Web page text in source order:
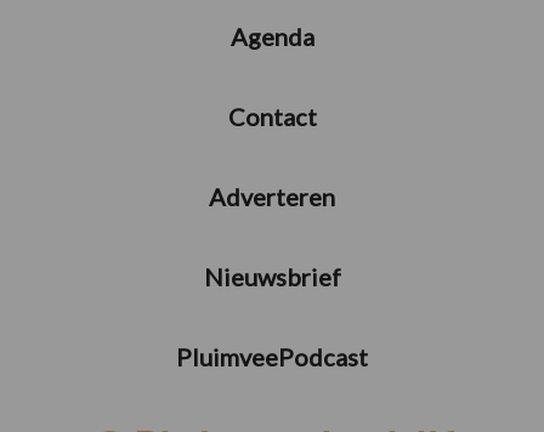
Agenda
Contact
Adverteren
Nieuwsbrief
PluimveePodcast